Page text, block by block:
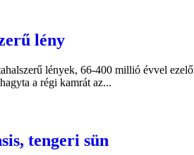
lény
lények, 66-400 millió évvel
a régi kamrát az...
tengeri sün